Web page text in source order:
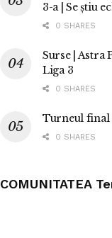
3-a | Se știu
0 SHARES
Surse | Astra
Liga 3
0 SHARES
Turneul final
0 SHARES
COMUNITATEA